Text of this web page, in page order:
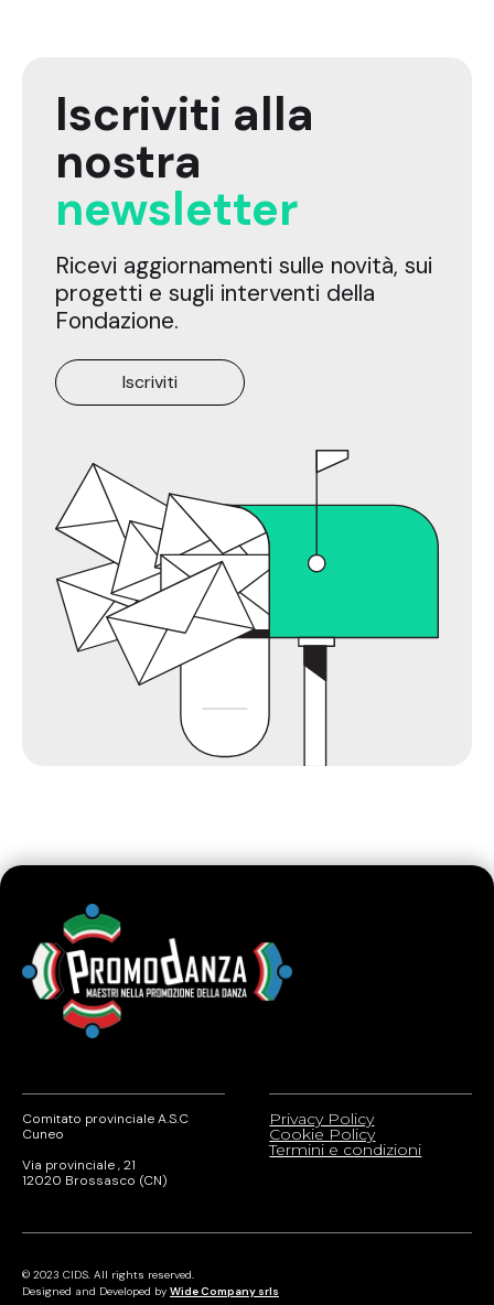
Iscriviti alla
nostra
newsletter
Ricevi aggiornamenti sulle novità, sui
progetti e sugli interventi della
Fondazione.
Iscriviti
Comitato provinciale A.S.C
Cuneo
Via provinciale , 21
12020 Brossasco (CN)
Privacy Policy
Cookie Policy
Termini e condizioni
© 2023 CIDS. All rights reserved.
Designed and Developed by Wide Company srls